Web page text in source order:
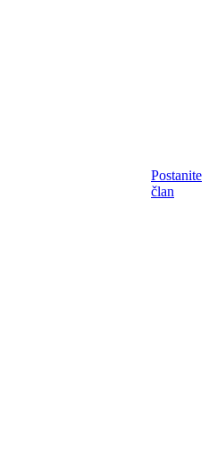
Postanite
član